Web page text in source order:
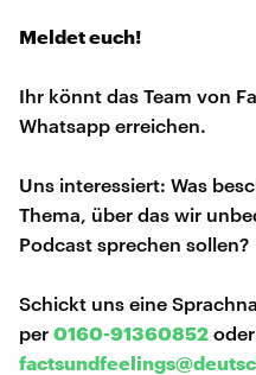
Meldet euch!
Ihr könnt das Team von
Whatsapp erreichen.
Uns interessiert: Was
Thema, über das wir
Podcast sprechen sollen?
Schickt uns eine
per 0160-91360852